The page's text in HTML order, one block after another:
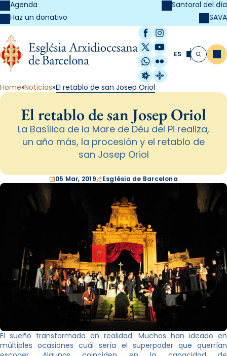
Agenda
Haz un donativo
Santoral del día
SAVA
Facebook
Instagram
X / Twitter
YouTube
WhatsApp
Flickr
Radio Estel
Catalunya
ES Buscar
Home Noticias El retablo de san Josep Oriol
El retablo de san Josep Oriol
La Basílica de la Mare de Déu del Pi realiza,
un año más, la procesión y el retablo de
san Josep Oriol
05 Mar, 2019 Església de Barcelona
El sueño transformado en realidad. Muchos han ideado en
múltiples ocasiones cuál sería el superpoder que querrían